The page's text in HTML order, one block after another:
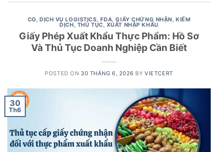
CO DỊCH VỤ LOGISTICS FDA ,GIẤY CHỨNG NHẬN KIỂM
DỊCH THỦ TỤC XUẤT NHẬP KHẨU
Giấy Phép Xuất Khẩu Thực Phẩm: Hồ Sơ
Và Thủ Tục Doanh Nghiệp Cần Biết
POSTED ON 30 THÁNG 6, 2026 BYVIETCERT
30
Th6